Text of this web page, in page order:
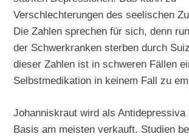
Verschlechterungen des seelischen
Die Zahlen sprechen für sich, denn
der Schwerkranken sterben durch
dieser Zahlen ist in schweren Fällen
Selbstmedikation in keinem Fall zu
Johanniskraut wird als
Basis am meisten verkauft. Studien